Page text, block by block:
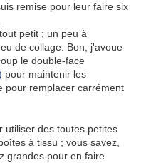
remise pour leur faire six
petit ; un peu à
de collage. Bon, j'avoue
le double-face
pour maintenir les
pour remplacer carrément
utiliser des toutes petites
à tissu ; vous savez,
grandes pour en faire